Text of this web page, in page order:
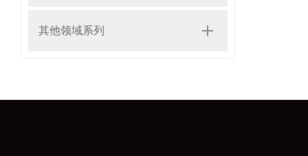
其他领域系列